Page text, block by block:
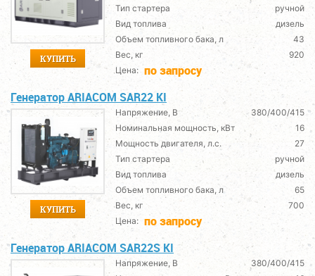
КУПИТЬ
Тип стартера
ручной
Вид топлива
дизель
Объем топливного бака, л
43
Вес, кг
920
Цена: по запросу
Генератор ARIACOM SAR22 KI
КУПИТЬ
Напряжение, В
380/400/415
Номинальная мощность, кВт
16
Мощность двигателя, л.с.
27
Тип стартера
ручной
Вид топлива
дизель
Объем топливного бака, л
65
Вес, кг
700
Цена: по запросу
Генератор ARIACOM SAR22S KI
Напряжение, В
380/400/415